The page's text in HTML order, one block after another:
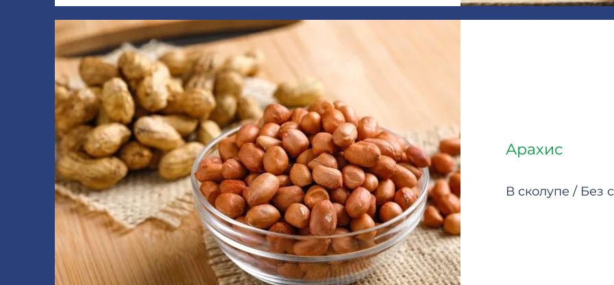
Арахис
В сколупе / Без